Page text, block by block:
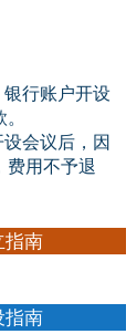
行账户开设
会议后，因
费用不予退
指南
指南